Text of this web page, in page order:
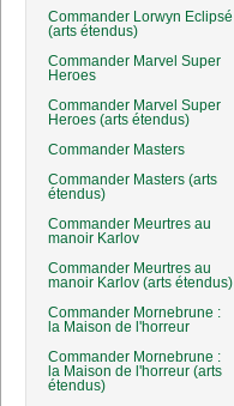
Commander Lorwyn Eclipsé
(arts étendus)
Commander Marvel Super
Heroes
Commander Marvel Super
Heroes (arts étendus)
Commander Masters
Commander Masters (arts
étendus)
Commander Meurtres au
manoir Karlov
Commander Meurtres au
manoir Karlov (arts étendus)
Commander Mornebrune :
la Maison de l'horreur
Commander Mornebrune :
la Maison de l'horreur (arts
étendus)